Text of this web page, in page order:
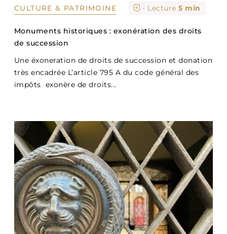
CULTURE & PATRIMOINE - Lecture5 min
Monuments historiques : exonération des droits
de succession
Une éxoneration de droits de succession et donation
très encadrée L’article 795 A du code général des
impôts exonère de droits...